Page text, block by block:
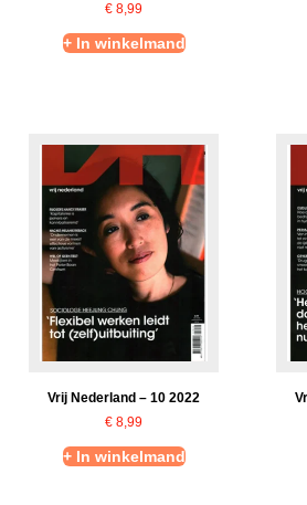
€ 8,99
+ In winkelmand
Vrij Nederland – 10 2022
€ 8,99
+ In winkelmand